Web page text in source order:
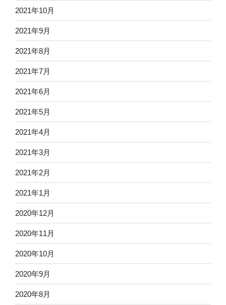
2021年10月
2021年9月
2021年8月
2021年7月
2021年6月
2021年5月
2021年4月
2021年3月
2021年2月
2021年1月
2020年12月
2020年11月
2020年10月
2020年9月
2020年8月